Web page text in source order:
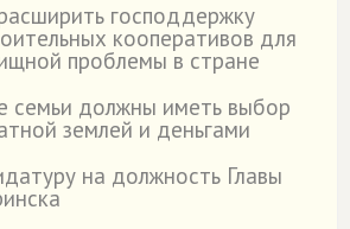
господдержку
кооперативов для
проблемы в стране
семьи должны иметь выбор
землей и деньгами
на должность Главы